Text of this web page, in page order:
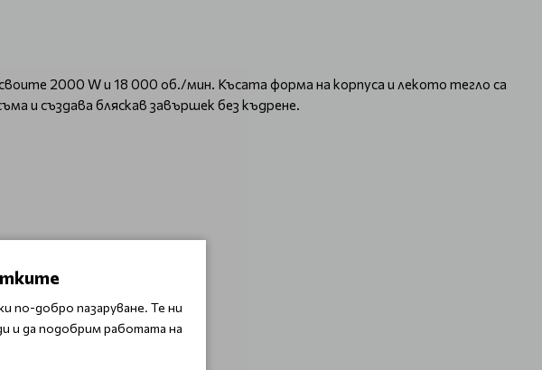
2000 W и 18 000 об./мин. Късата форма на корпуса и лекото тегло са
и създава бляскав завършек без къдрене.
по-добро пазаруване. Те ни
и да подобрим работата на